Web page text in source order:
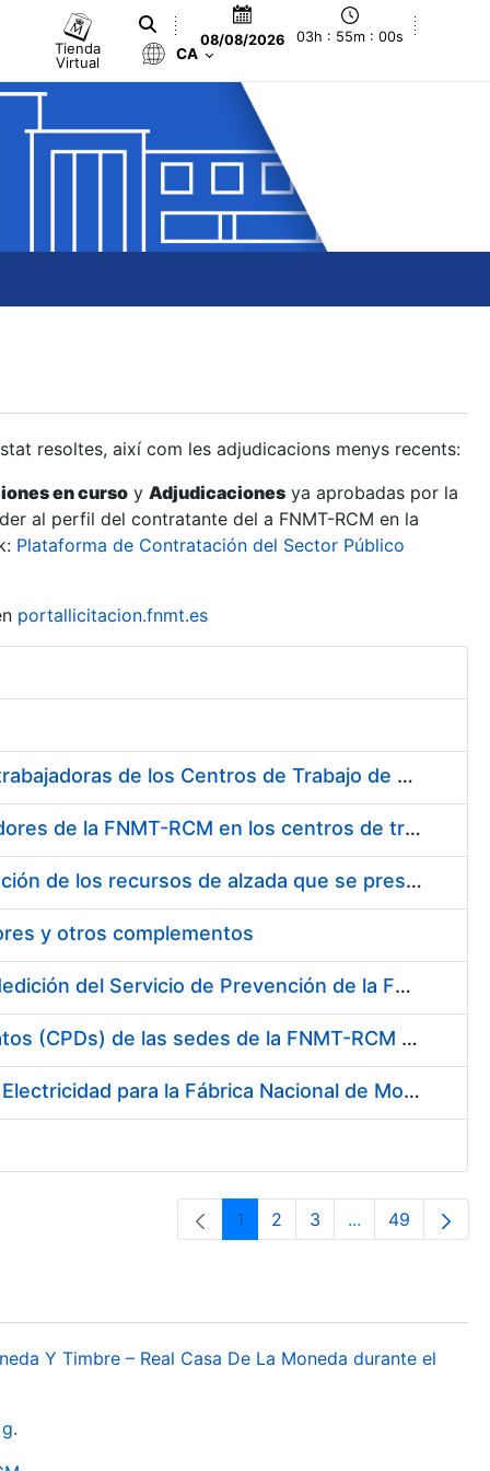
Tienda
Virtual
08/08/2026 03h : 55m : 01s
CA
resoltes, així com les adjudicacions menys recents:
en curso y Adjudicaciones ya aprobadas por la
al perfil del contratante del a FNMT-RCM en la
Plataforma de Contratación del Sector Público
portallicitacion.fnmt.es
Suministro de Protectores Auditivos a medida para las personas trabajadoras de los Centros de Trabajo de Madrid y Burgos
Suministro de gafas graduadas antiproyecciones para los trabajadores de la FNMT-RCM en los centros de trabajo de Madrid y Burgos
Servicios de una empresa externa para el asesoramiento y resolución de los recursos de alzada que se presentan relacionados con procesos de selección para la FNMT-RCM
y otros complementos
Servicio de Calibración y Verificación Externa de los Equipos de Medición del Servicio de Prevención de la FNMT-RCM
Conexión mediante Fibra Óptica de los Centros de Proceso de Datos (CPDs) de las sedes de la FNMT-RCM de Burgos y Madrid
Contratación de acuerdo marco para el Suministro de Material de Electricidad para la Fábrica Nacional de Moneda y Timbre-Real Casa de la Moneda en su centro de trabajo de Burgos
Pàgina
1 Pàgina
2 Pàgina
3 ...PàginesPàgina
49
Y Timbre – Real Casa De La Moneda durante el